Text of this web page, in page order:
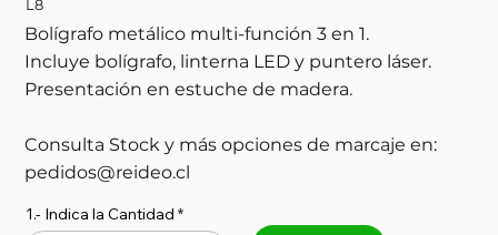
L8
Bolígrafo metálico multi-función 3 en 1.
Incluye bolígrafo, linterna LED y puntero láser.
Presentación en estuche de madera.
Consulta Stock y más opciones de marcaje en:
pedidos@reideo.cl
1.- Indica la Cantidad